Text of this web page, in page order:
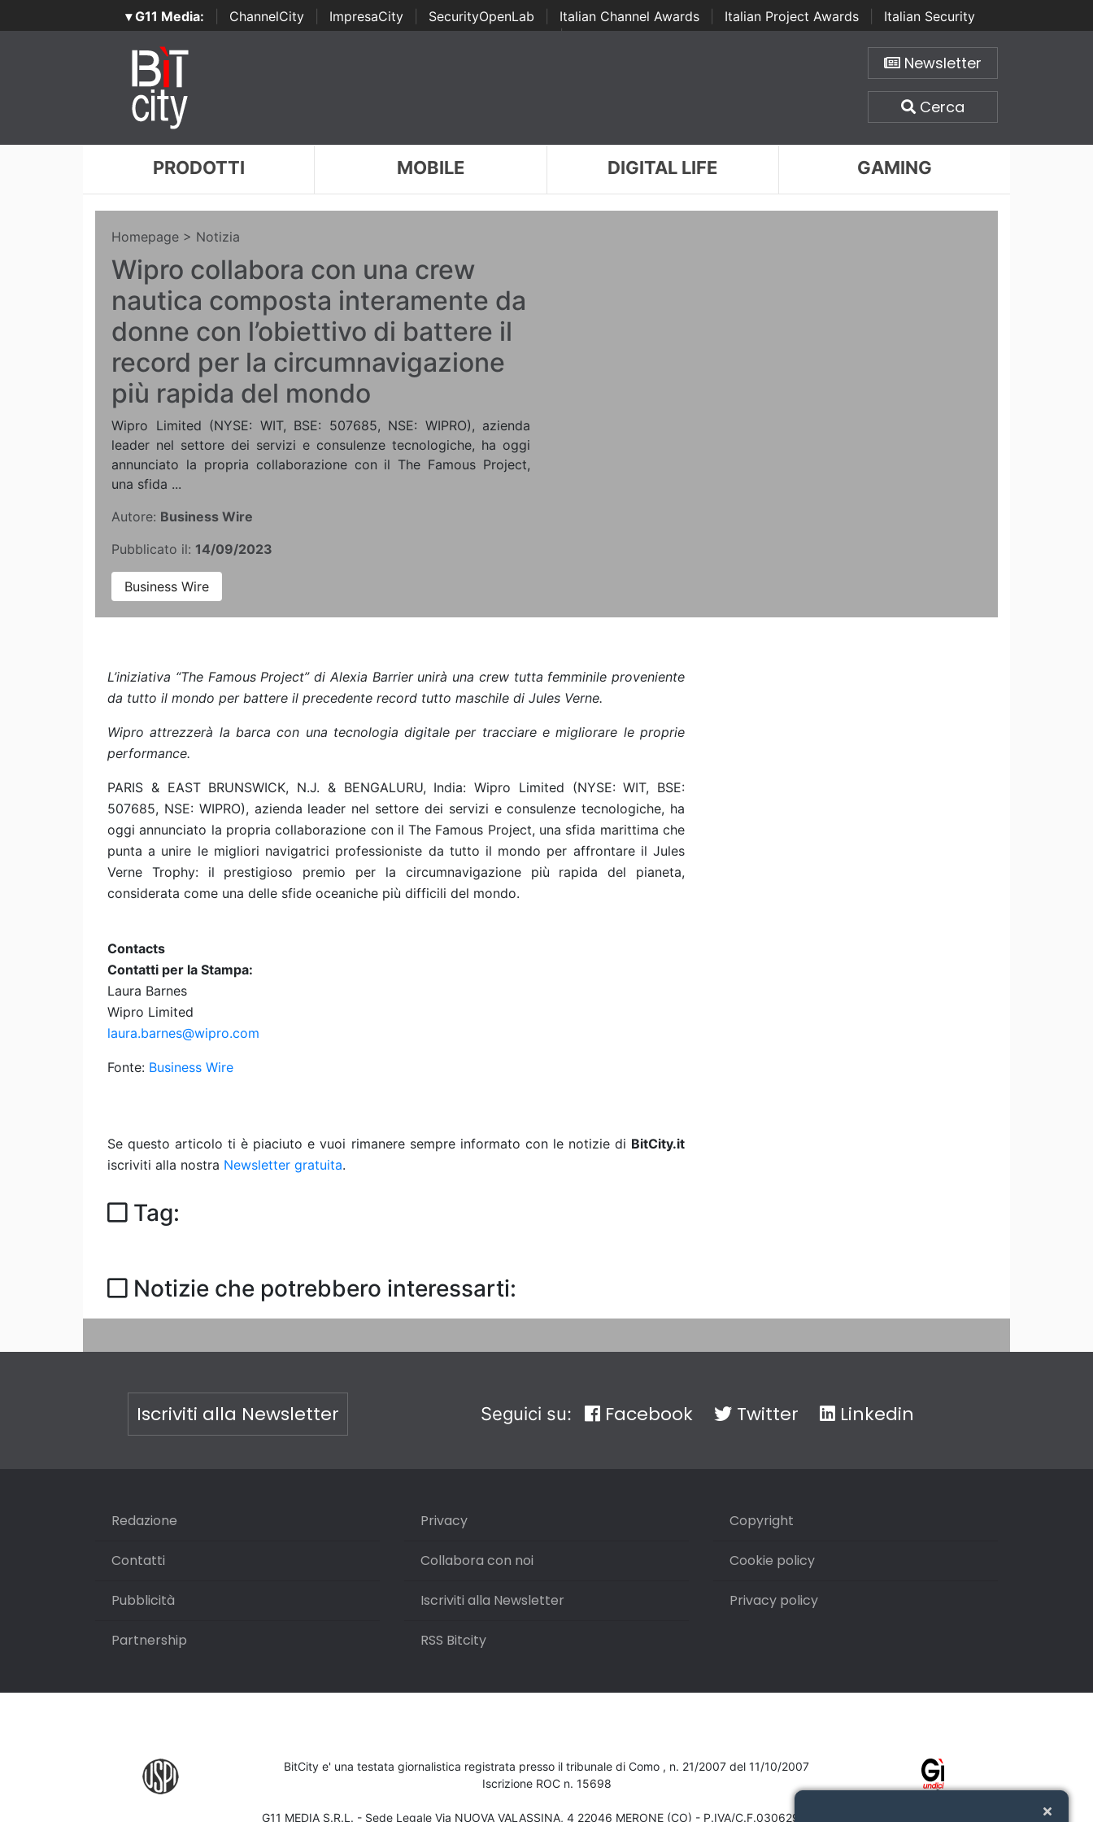
▾ G11 Media: ChannelCity ImpresaCity SecurityOpenLab Italian Channel Awards Italian Project Awards
Italian Security
Awards | ...
Newsletter
Cerca
PRODOTTI MOBILE DIGITAL LIFE GAMING
Homepage > Notizia
Wipro collabora con una crew
nautica composta interamente da
donne con l’obiettivo di battere il
record per la circumnavigazione
più rapida del mondo
Wipro Limited (NYSE: WIT, BSE: 507685, NSE: WIPRO), azienda
leader nel settore dei servizi e consulenze tecnologiche, ha oggi
annunciato la propria collaborazione con il The Famous Project,
una sfida ...
Autore: Business Wire
Pubblicato il: 14/09/2023
Business Wire
L’iniziativa “The Famous Project” di Alexia Barrier unirà una crew tutta femminile proveniente
da tutto il mondo per battere il precedente record tutto maschile di Jules Verne.
Wipro attrezzerà la barca con una tecnologia digitale per tracciare e migliorare le proprie
performance.
PARIS & EAST BRUNSWICK, N.J. & BENGALURU, India: Wipro Limited (NYSE: WIT, BSE:
507685, NSE: WIPRO), azienda leader nel settore dei servizi e consulenze tecnologiche, ha
oggi annunciato la propria collaborazione con il The Famous Project, una sfida marittima che
punta a unire le migliori navigatrici professioniste da tutto il mondo per affrontare il Jules
Verne Trophy: il prestigioso premio per la circumnavigazione più rapida del pianeta,
considerata come una delle sfide oceaniche più difficili del mondo.
Contacts
Contatti per la Stampa:
Laura Barnes
Wipro Limited
laura.barnes@wipro.com
Fonte: Business Wire
Se questo articolo ti è piaciuto e vuoi rimanere sempre informato con le notizie di BitCity.it
iscriviti alla nostra Newsletter gratuita.
Tag:
Notizie che potrebbero interessarti:
Iscriviti alla Newsletter Seguici su: Facebook Twitter Linkedin
Redazione
Contatti
Pubblicità
Partnership
Privacy
Collabora con noi
Iscriviti alla Newsletter
RSS Bitcity
Copyright
Cookie policy
Privacy policy
BitCity e' una testata giornalistica registrata presso il tribunale di Como , n. 21/2007 del 11/10/2007
Iscrizione ROC n. 15698
G11 MEDIA S.R.L. - Sede Legale Via NUOVA VALASSINA, 4 22046 MERONE (CO) - P.IVA/C.F.03062910132